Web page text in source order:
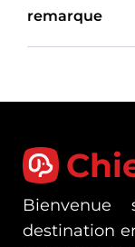
remarque
Bienvenue
destination